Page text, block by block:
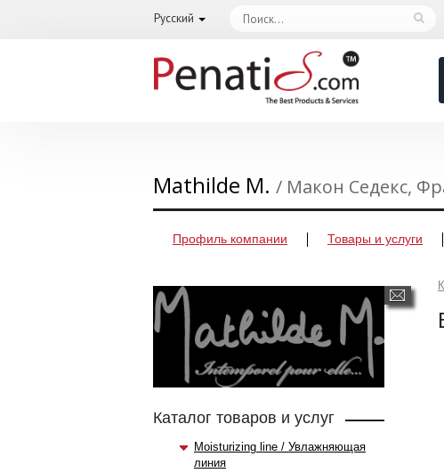
Русский
Mathilde M. / Макон Седекс,
Профиль компании Товары и услуги
Каталог товаров и услуг
Мoisturizing line / Увлажняющая
линия